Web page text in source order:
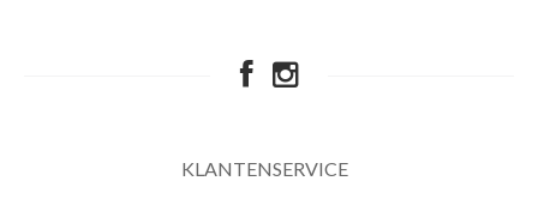
KLANTENSERVICE